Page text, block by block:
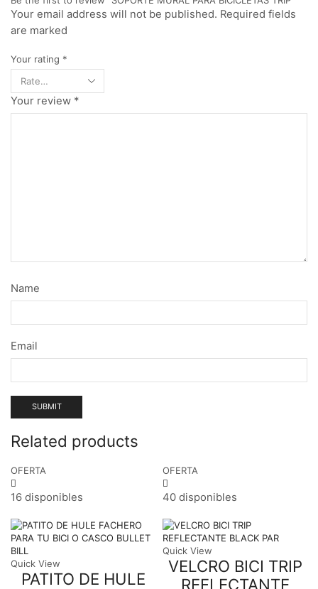
Your email address will not be published. Required fields
are marked
Your rating *
Your review *
Name
Email
Related products
OFERTA
16 disponibles
Quick View
PATITO DE HULE
OFERTA
40 disponibles
Quick View
VELCRO BICI TRIP
REFLECTANTE